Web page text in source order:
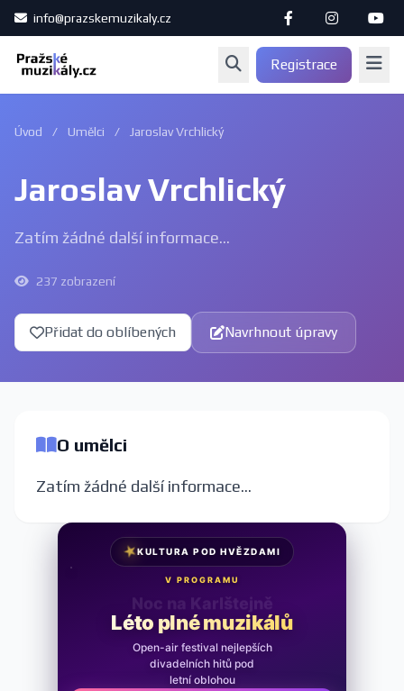
info@prazskemuzikaly.cz
Registrace
Úvod / Umělci / Jaroslav Vrchlický
Jaroslav Vrchlický
Zatím žádné další informace...
237 zobrazení
Přidat do oblíbených Navrhnout úpravy
O umělci
Zatím žádné další informace...
★KULTURA POD HVĚZDAMI
V PROGRAMU
Noc na Karlštejně
Léto plné muzikálů
Open-air festival nejlepších
divadelních hitů pod
letní oblohou